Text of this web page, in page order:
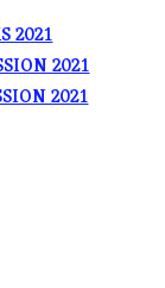
2021
2021
2021